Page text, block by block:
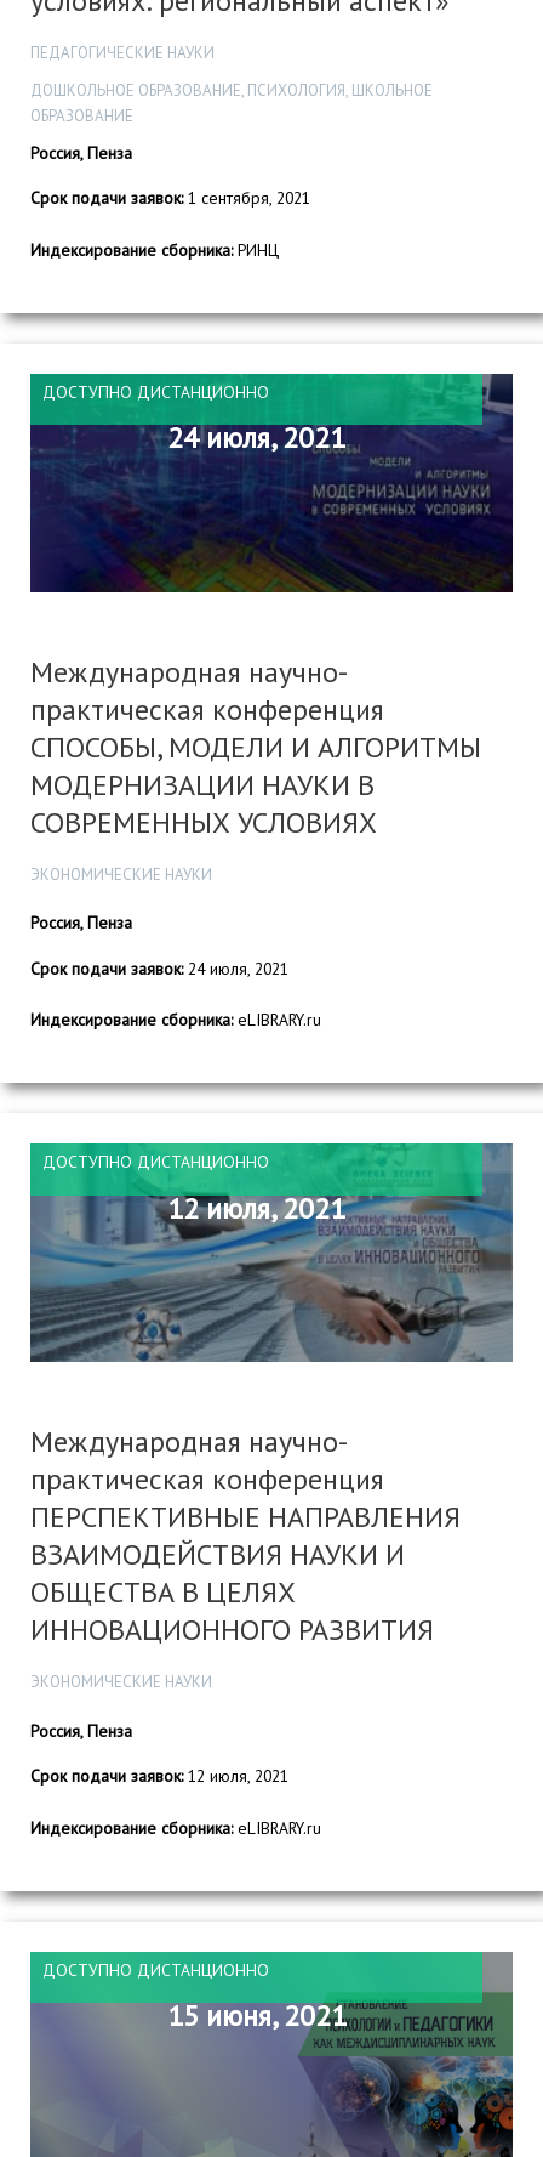
ПЕДАГОГИЧЕСКИЕ НАУКИ
ДОШКОЛЬНОЕ ОБРАЗОВАНИЕ, ПСИХОЛОГИЯ, ШКОЛЬНОЕ
ОБРАЗОВАНИЕ
Россия, Пенза
Срок подачи заявок:1 сентября, 2021
Индексирование сборника:РИНЦ
ДОСТУПНО ДИСТАНЦИОННО
24 июля, 2021
Международная научно-
практическая конференция
СПОСОБЫ, МОДЕЛИ И АЛГОРИТМЫ
МОДЕРНИЗАЦИИ НАУКИ В
СОВРЕМЕННЫХ УСЛОВИЯХ
ЭКОНОМИЧЕСКИЕ НАУКИ
Россия, Пенза
Срок подачи заявок:24 июля, 2021
Индексирование сборника:eLIBRARY.ru
ДОСТУПНО ДИСТАНЦИОННО
12 июля, 2021
Международная научно-
практическая конференция
ПЕРСПЕКТИВНЫЕ НАПРАВЛЕНИЯ
ВЗАИМОДЕЙСТВИЯ НАУКИ И
ОБЩЕСТВА В ЦЕЛЯХ
ИННОВАЦИОННОГО РАЗВИТИЯ
ЭКОНОМИЧЕСКИЕ НАУКИ
Россия, Пенза
Срок подачи заявок:12 июля, 2021
Индексирование сборника:eLIBRARY.ru
ДОСТУПНО ДИСТАНЦИОННО
15 июня, 2021